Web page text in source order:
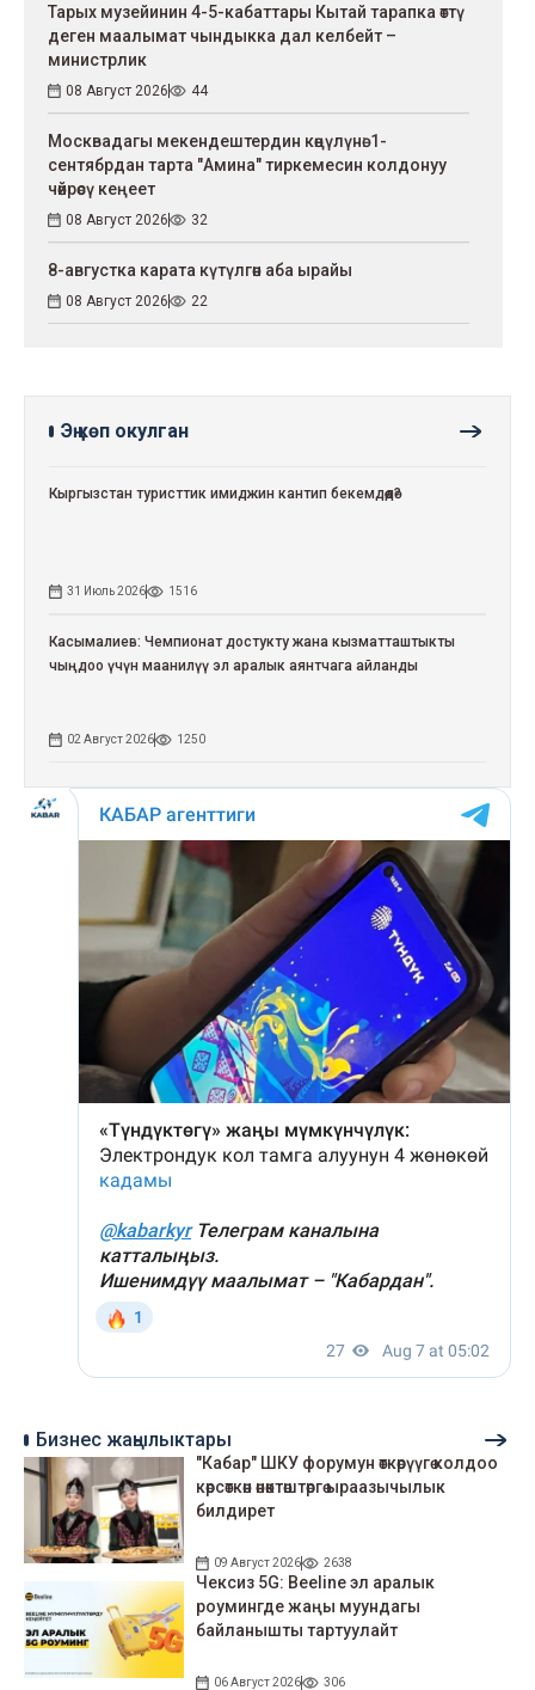
Тарых музейинин 4-5-кабаттары Кытай тарапка өттү
деген маалымат чындыкка дал келбейт –
министрлик
08 Август 2026 44
Москвадагы мекендештердин көңүлүнө: 1-
сентябрдан тарта "Амина" тиркемесин колдонуу
чөйрөсү кеңеет
08 Август 2026 32
8-августка карата күтүлгөн аба ырайы
08 Август 2026 22
Эң көп окулган
Кыргызстан туристтик имиджин кантип бекемдөөдө?
31 Июль 2026 1516
Касымалиев: Чемпионат достукту жана кызматташтыкты
чыңдоо үчүн маанилүү эл аралык аянтчага айланды
02 Август 2026 1250
Бизнес жаңылыктары
"Кабар" ШКУ форумун өткөрүүгө колдоо
көрсөткөн өнөктөштөргө ыраазычылык
билдирет
09 Август 2026 2638
Чексиз 5G: Beeline эл аралык
роумингде жаңы муундагы
байланышты тартуулайт
06 Август 2026 306